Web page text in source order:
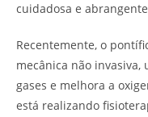
cuidadosa e
Recentemente, o
mecânica não
gases e melhora a
está realizando